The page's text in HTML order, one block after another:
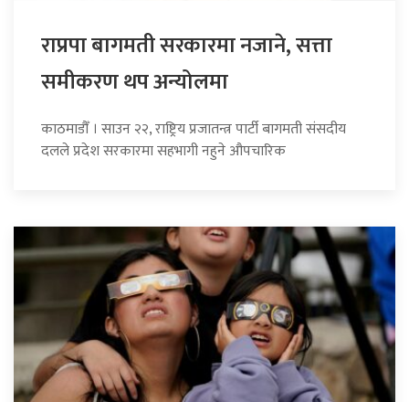
राप्रपा बागमती सरकारमा नजाने, सत्ता
समीकरण थप अन्योलमा
काठमाडौँ । साउन २२, राष्ट्रिय प्रजातन्त्र पार्टी बागमती संसदीय
दलले प्रदेश सरकारमा सहभागी नहुने औपचारिक